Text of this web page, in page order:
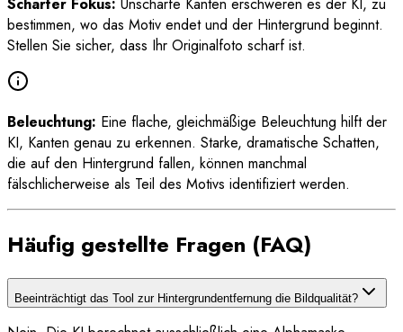
Scharfer Fokus: Unscharfe Kanten erschweren es der KI, zu
bestimmen, wo das Motiv endet und der Hintergrund beginnt.
Stellen Sie sicher, dass Ihr Originalfoto scharf ist.
Beleuchtung: Eine flache, gleichmäßige Beleuchtung hilft der
KI, Kanten genau zu erkennen. Starke, dramatische Schatten,
die auf den Hintergrund fallen, können manchmal
fälschlicherweise als Teil des Motivs identifiziert werden.
Häufig gestellte Fragen (FAQ)
Beeinträchtigt das Tool zur Hintergrundentfernung die Bildqualität?